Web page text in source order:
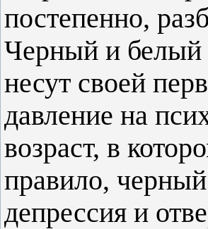
постепенно,
Черный и белый
несут своей
давление на
возраст, в
правило, черный
депрессия и